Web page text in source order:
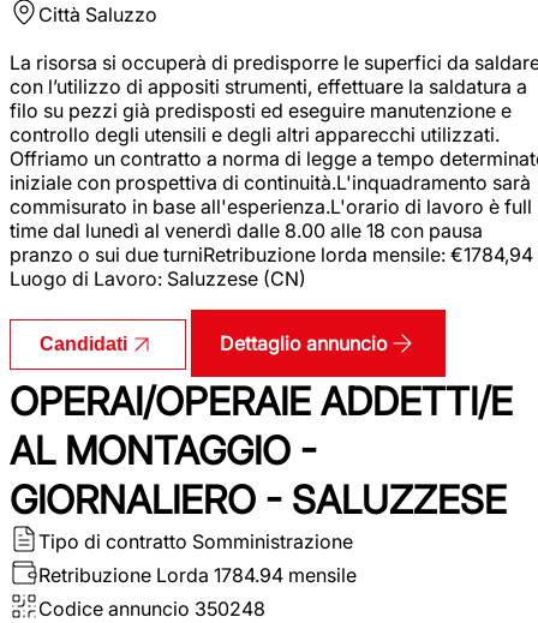
Città Saluzzo
La risorsa si occuperà di predisporre le superfici da
con l’utilizzo di appositi strumenti, effettuare la saldatura a
filo su pezzi già predisposti ed eseguire manutenzione e
controllo degli utensili e degli altri apparecchi utilizzati.
Offriamo un contratto a norma di legge a tempo
iniziale con prospettiva di continuità.L'inquadramento sarà
commisurato in base all'esperienza.L'orario di lavoro è full
time dal lunedì al venerdì dalle 8.00 alle 18 con pausa
pranzo o sui due turniRetribuzione lorda mensile: €1784,94
Luogo di Lavoro: Saluzzese (CN)
Candidati Dettaglio annuncio
OPERAI/OPERAIE ADDETTI/E
AL MONTAGGIO -
GIORNALIERO - SALUZZESE
Tipo di contratto Somministrazione
Retribuzione Lorda 1784.94 mensile
Codice annuncio 350248